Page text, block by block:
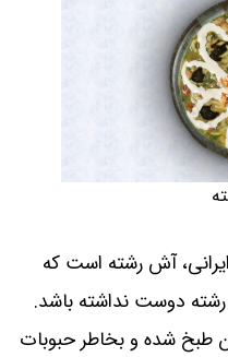
آش رشته است که
دوست نداشته باشد.
طبخ شده و بخاطر حبوبات